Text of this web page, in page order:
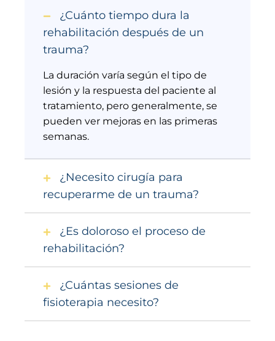
¿Cuánto tiempo dura la
rehabilitación después de un
trauma?
La duración varía según el tipo de
lesión y la respuesta del paciente al
tratamiento, pero generalmente, se
pueden ver mejoras en las primeras
semanas.
¿Necesito cirugía para
recuperarme de un trauma?
¿Es doloroso el proceso de
rehabilitación?
¿Cuántas sesiones de
fisioterapia necesito?